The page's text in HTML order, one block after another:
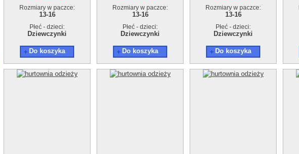
Rozmiary w paczce:
13-16
Płeć - dzieci:
Dziewczynki
Do koszyka
Rozmiary w paczce:
13-16
Płeć - dzieci:
Dziewczynki
Do koszyka
Rozmiary w paczce:
13-16
Płeć - dzieci:
Dziewczynki
Do koszyka